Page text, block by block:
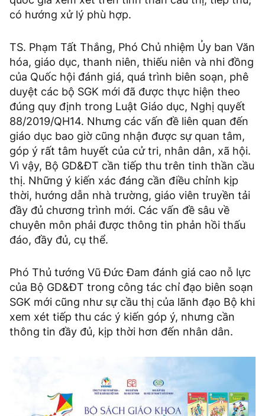
có hướng xử lý phù hợp.
TS. Phạm Tất Thắng, Phó Chủ nhiệm Ủy ban Văn
hóa, giáo dục, thanh niên, thiếu niên và nhi đồng
của Quốc hội đánh giá, quá trình biên soạn, phê
duyệt các bộ SGK mới đã được thực hiện theo
đúng quy định trong Luật Giáo dục, Nghị quyết
88/2019/QH14. Nhưng các vấn đề liên quan đến
giáo dục bao giờ cũng nhận được sự quan tâm,
góp ý rất tâm huyết của cử tri, nhân dân, xã hội.
Vì vậy, Bộ GD&ĐT cần tiếp thu trên tinh thần cầu
thị. Những ý kiến xác đáng cần điều chỉnh kịp
thời, hướng dẫn nhà trường, giáo viên truyền tải
đầy đủ chương trình mới. Các vấn đề sâu về
chuyên môn phải được thông tin phản hồi thấu
đáo, đầy đủ, cụ thể.
Phó Thủ tướng Vũ Đức Đam đánh giá cao nỗ lực
của Bộ GD&ĐT trong công tác chỉ đạo biên soạn
SGK mới cũng như sự cầu thị của lãnh đạo Bộ khi
xem xét tiếp thu các ý kiến góp ý, nhưng cần
thông tin đầy đủ, kịp thời hơn đến nhân dân.